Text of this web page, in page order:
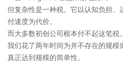
但复杂性是一种税。它以认知负担、
付速度为代价。
而大多数初创公司根本付不起这笔税。
我们花了两年时间为并不存在的规模
真正达到规模的简单性。